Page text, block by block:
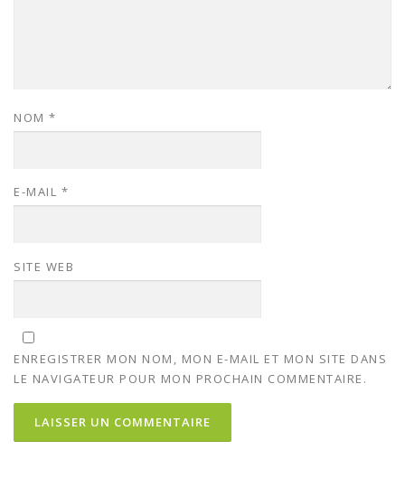
NOM *
E-MAIL *
SITE WEB
ENREGISTRER MON NOM, MON E-MAIL ET MON SITE DANS
LE NAVIGATEUR POUR MON PROCHAIN COMMENTAIRE.